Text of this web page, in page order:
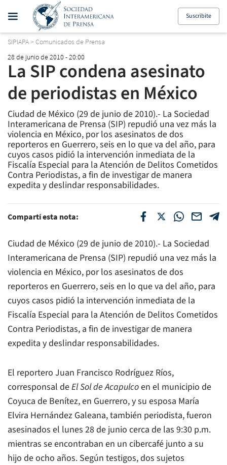
Suscribite
SIPIAPA> Comunicados de Prensa
28 de junio de 2010 - 20:00
La SIP condena asesinato
de periodistas en México
Ciudad de México (29 de junio de 2010).- La Sociedad
Interamericana de Prensa (SIP) repudió una vez más la
violencia en México, por los asesinatos de dos
reporteros en Guerrero, seis en lo que va del año, para
cuyos casos pidió la intervención inmediata de la
Fiscalía Especial para la Atención de Delitos Cometidos
Contra Periodistas, a fin de investigar de manera
expedita y deslindar responsabilidades.
Compartí esta nota:
Ciudad de México (29 de junio de 2010).- La Sociedad
Interamericana de Prensa (SIP) repudió una vez más la
violencia en México, por los asesinatos de dos
reporteros en Guerrero, seis en lo que va del año, para
cuyos casos pidió la intervención inmediata de la
Fiscalía Especial para la Atención de Delitos Cometidos
Contra Periodistas, a fin de investigar de manera
expedita y deslindar responsabilidades.
El reportero Juan Francisco Rodríguez Ríos,
corresponsal deEl Sol de Acapulcoen el municipio de
Coyuca de Benítez, en Guerrero, y su esposa María
Elvira Hernández Galeana, también periodista, fueron
asesinados el lunes 28 de junio cerca de las 9:30 p.m.
mientras se encontraban en un cibercafé junto a su
hijo de ocho años. Según testigos, dos sujetos